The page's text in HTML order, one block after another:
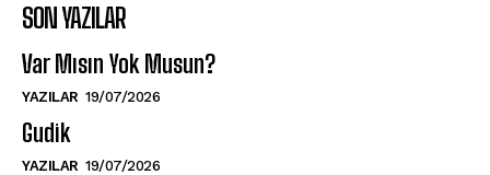
SON YAZILAR
Var Mısın Yok Musun?
YAZILAR 19/07/2026
Gudik
YAZILAR 19/07/2026